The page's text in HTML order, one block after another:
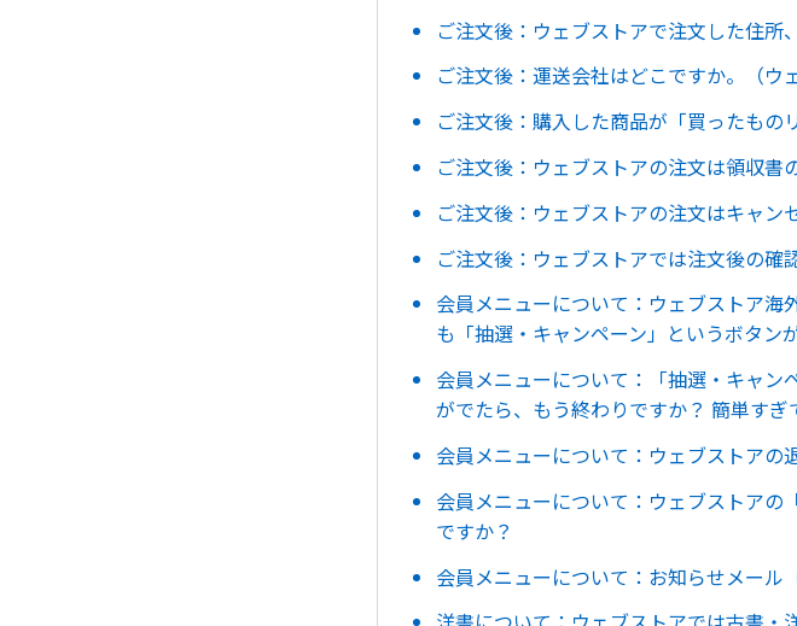
ご注文後：ウェブストアで注文した住
ご注文後：運送会社はどこですか。（ウ
ご注文後：購入した商品が「買ったもの
ご注文後：ウェブストアの注文は領収書
ご注文後：ウェブストアの注文はキャン
ご注文後：ウェブストアでは注文後の確
会員メニューについて：ウェブストア海
も「抽選・キャンペーン」というボタン
会員メニューについて：「抽選・キャン
がでたら、もう終わりですか？ 簡単すぎ
会員メニューについて：ウェブストアの
会員メニューについて：ウェブストアの
ですか？
会員メニューについて：お知らせメール